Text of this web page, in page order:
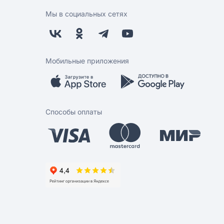
Мы в социальных сетях
Мобильные приложения
Способы оплаты